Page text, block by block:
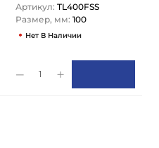
Артикул: TL400FSS
Размер, мм: 100
Нет В Наличии
1